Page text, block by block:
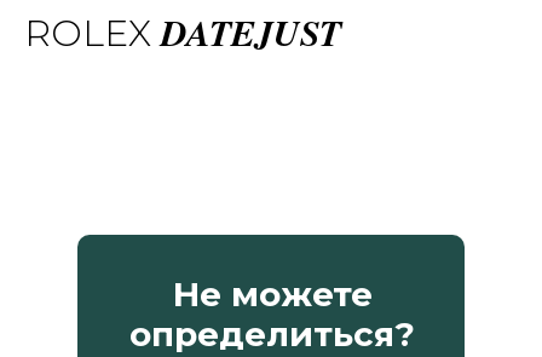
ROLEXDATEJUST
Не можете
определиться?